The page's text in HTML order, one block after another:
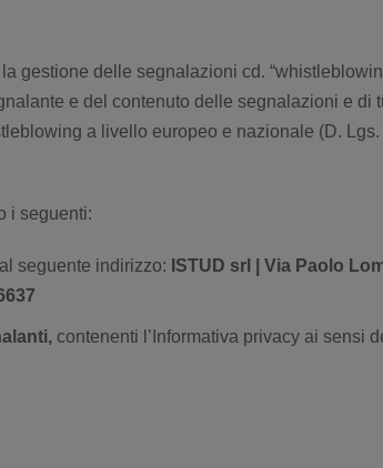
gestione delle segnalazioni cd.
e del contenuto delle segnalazioni e
a livello europeo e nazionale (D.
i seguenti:
seguente indirizzo: ISTUD srl | Via Paolo
contenenti l’Informativa privacy ai sensi